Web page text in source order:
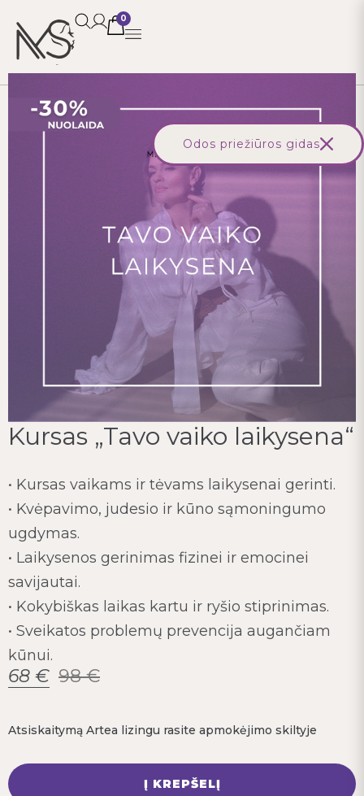
0
Pagrindinis / Kursai Kursas „Tavo vaiko laikysena“
Kursas „Tavo vaiko laikysena“
• Kursas vaikams ir tėvams laikysenai gerinti.
• Kvėpavimo, judesio ir kūno sąmoningumo
ugdymas.
• Laikysenos gerinimas fizinei ir emocinei
savijautai.
• Kokybiškas laikas kartu ir ryšio stiprinimas.
• Sveikatos problemų prevencija augančiam
kūnui.
68 € 98€
Atsiskaitymą Artea lizingu rasite apmokėjimo skiltyje
Į KREPŠELĮ
Odos priežiūros gidas